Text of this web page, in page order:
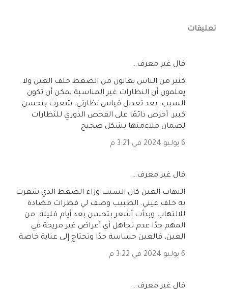
تعليقات
‏قال غير معرف…
كثير من الناس يعانون من الضغط خلف العين ولا
يعلمون أن النظارات غير المناسبة يمكن أن تكون
السبب. بعد تعديل قياس نظارتي، شعرت بتحسن
كبير. أحرص دائمًا على الفحص الدوري للنظارات
لضمان ملاءمتها بشكل صحيح
6 يوليو 2024 في 3:21 م
‏قال غير معرف…
التهاب العين كان السبب وراء الضغط الذي شعرت
به خلف عيني. الطبيب وصف لي قطرات مضادة
للالتهاب وبدأت أشعر بتحسن بعد أيام قليلة. من
المهم جدًا عدم تجاهل أي أعراض غير مريحة في
العين، فالعين حساسة جدًا وتحتاج إلى عناية خاصة
6 يوليو 2024 في 3:22 م
‏قال غير معرف…